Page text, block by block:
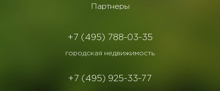
Партнеры
+7 (495) 788-03-35
городская недвижимость
+7 (495) 925-33-77